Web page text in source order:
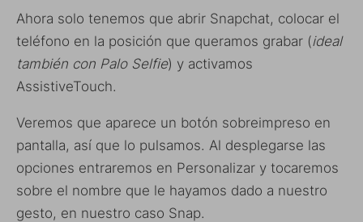
Ahora solo tenemos que abrir Snapchat, colocar el
teléfono en la posición que queramos grabar (ideal
también con Palo Selfie) y activamos
AssistiveTouch.
Veremos que aparece un botón sobreimpreso en
pantalla, así que lo pulsamos. Al desplegarse las
opciones entraremos en Personalizar y tocaremos
sobre el nombre que le hayamos dado a nuestro
gesto, en nuestro caso Snap.